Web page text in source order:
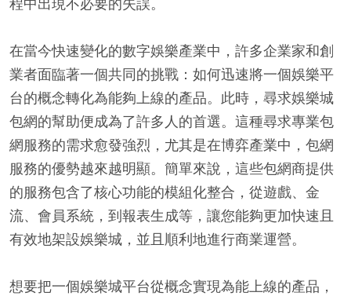
在當今快速變化的數字娛樂產業中，許多企業家和創
業者面臨著一個共同的挑戰：如何迅速將一個娛樂平
台的概念轉化為能夠上線的產品。此時，尋求娛樂城
包網的幫助便成為了許多人的首選。這種尋求專業包
網服務的需求愈發強烈，尤其是在博弈產業中，包網
服務的優勢越來越明顯。簡單來說，這些包網商提供
的服務包含了核心功能的模組化整合，從遊戲、金
流、會員系統，到報表生成等，讓您能夠更加快速且
有效地架設娛樂城，並且順利地進行商業運營。
想要把一個娛樂城平台從概念實現為能上線的產品，